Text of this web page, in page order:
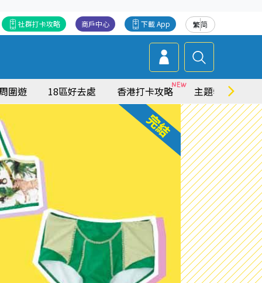
繁简
下載 App
商戶中心
社群打卡攻略
圍遊 18區好去處 香港打卡攻略 主題特集